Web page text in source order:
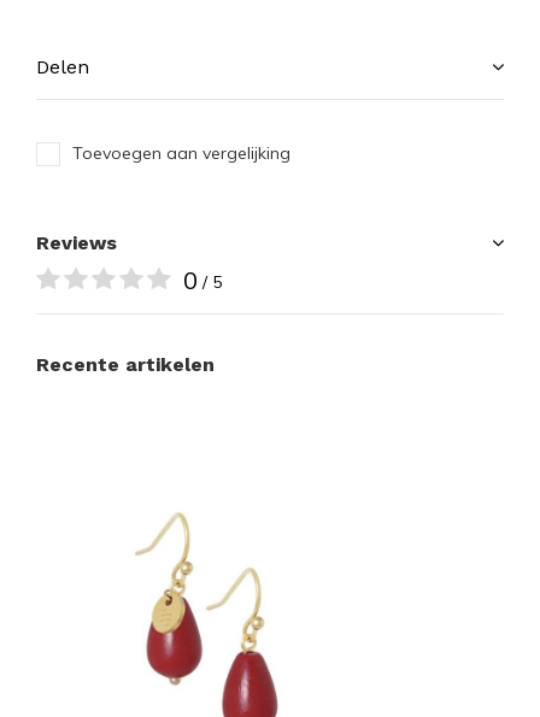
Delen
Toevoegen aan vergelijking
Reviews
0 / 5
Recente artikelen